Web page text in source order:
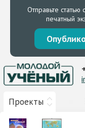
Отправьте статью
печатный
Проекты